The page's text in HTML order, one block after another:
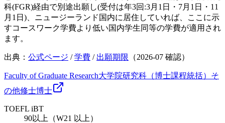
科(FGR)経由で別途出願し(受付は年3回:3月1日・7月1日・11
月1日)、ニュージーランド国内に居住していれば、ここに示
すコースワーク学費より低い国内学生同等の学費が適用され
ます。
出典： 公式ページ /学費 / 出願期限 （2026-07 確認）
Faculty of Graduate Research大学院研究科（博士課程統括） そ
の他修士博士
TOEFL iBT
90以上（W21 以上）